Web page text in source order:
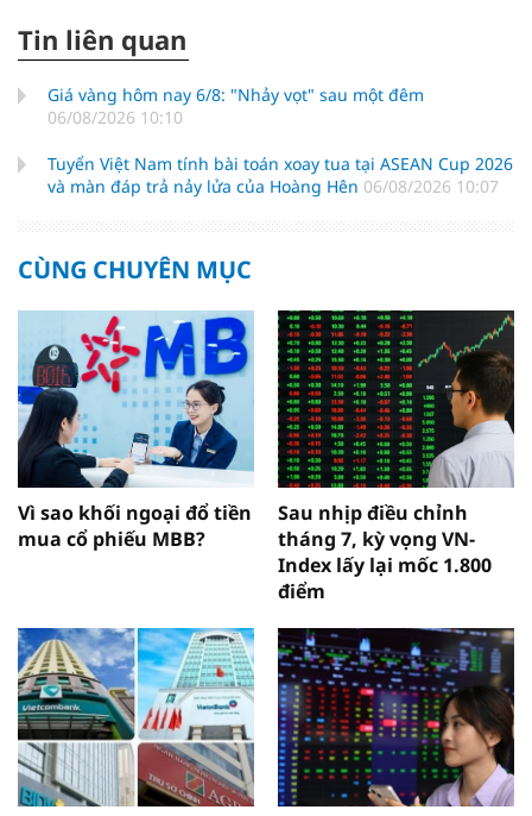
Tin liên quan
Giá vàng hôm nay 6/8: "Nhảy vọt" sau một đêm
06/08/2026 10:10
Tuyển Việt Nam tính bài toán xoay tua tại ASEAN Cup 2026
và màn đáp trả nảy lửa của Hoàng Hên 06/08/2026 10:07
CÙNG CHUYÊN MỤC
Vì sao khối ngoại đổ tiền
mua cổ phiếu MBB?
Sau nhịp điều chỉnh
tháng 7, kỳ vọng VN-
Index lấy lại mốc 1.800
điểm